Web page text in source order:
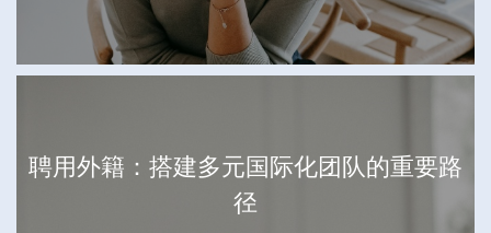
聘用外籍：搭建多元国际化团队的重要路
径